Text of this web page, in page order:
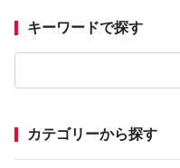
キーワードで探す
カテゴリーから探す